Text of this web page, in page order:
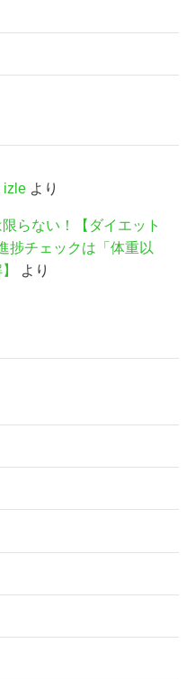
izleより
らない！【ダイエット
捗チェックは「体重以
より